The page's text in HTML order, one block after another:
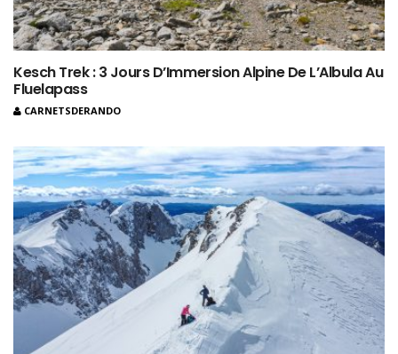
Kesch Trek : 3 Jours D’Immersion Alpine De L’Albula Au
Fluelapass
CARNETSDERANDO